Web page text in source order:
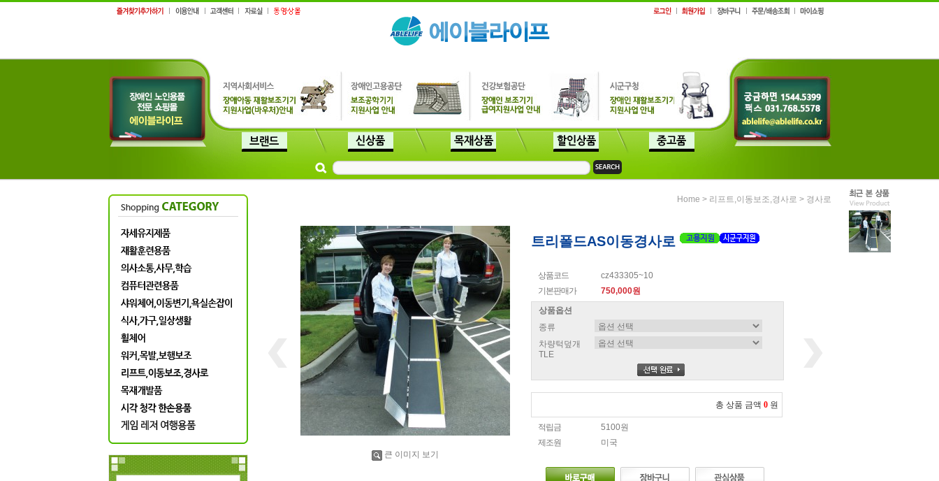
Home > 리프트,이동보조,경사로 > 경사로
큰 이미지 보기
트리폴드AS이동경사로
상품코드
cz433305~10
기본판매가
750,000원
상품옵션
종류
차량턱덮개
TLE
총 상품 금액 0 원
적립금
5100원
제조원
미국